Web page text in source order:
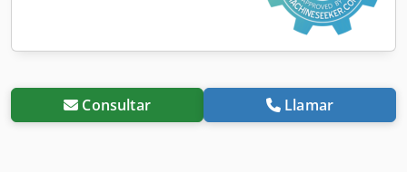
Consultar Llamar